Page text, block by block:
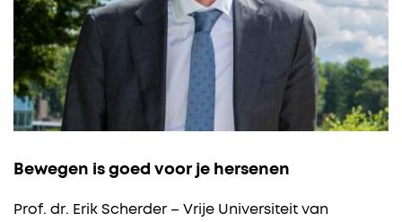
Bewegen is goed voor je hersenen
Prof. dr. Erik Scherder – Vrije Universiteit van